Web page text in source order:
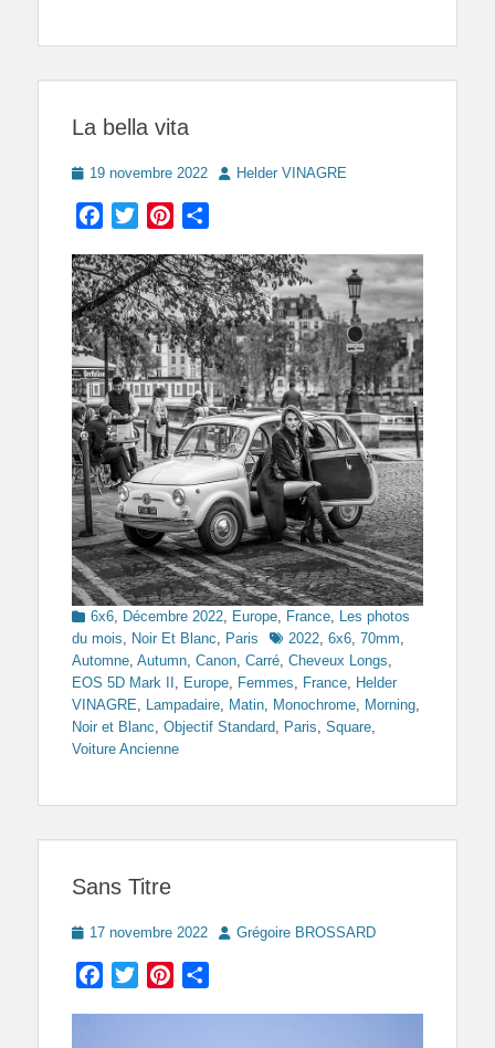
La bella vita
Posted
19 novembre 2022 AuthorHelder VINAGRE
Facebook
TwitterPinterest
Categories
6x6, Décembre 2022, Europe, France, Les photos
du mois, Noir Et Blanc, Paris Tags2022, 6x6, 70mm,
Automne, Autumn, Canon, Carré, Cheveux Longs,
EOS 5D Mark II , Europe, Femmes, France, Helder
VINAGRE, Lampadaire, Matin, Monochrome, Morning,
Noir et Blanc, Objectif Standard, Paris, Square,
Voiture Ancienne
Sans Titre
Posted
17 novembre 2022 Author
Grégoire BROSSARD
Facebook
TwitterPinterest